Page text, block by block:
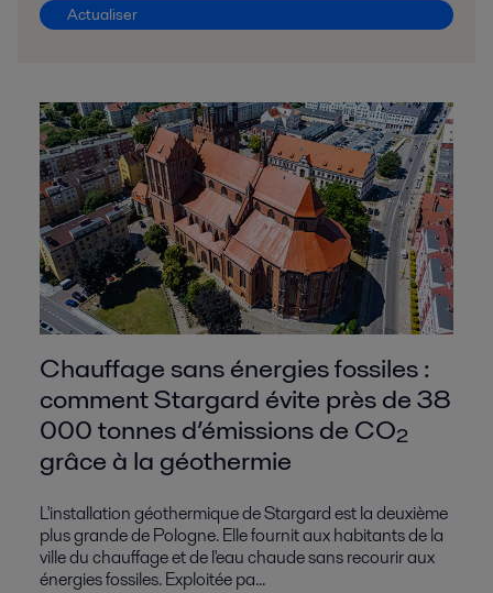
Actualiser
Chauffage sans énergies fossiles :
comment Stargard évite près de 38
000 tonnes d’émissions de CO₂
grâce à la géothermie
L'installation géothermique de Stargard est la deuxième
plus grande de Pologne. Elle fournit aux habitants de la
ville du chauffage et de l'eau chaude sans recourir aux
énergies fossiles. Exploitée pa...